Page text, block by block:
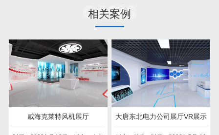
Cases
相关案例
威海克莱特风机展厅 大唐东北电力公司展厅VR展示